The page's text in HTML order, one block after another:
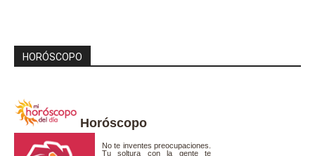
HORÓSCOPO
Horóscopo